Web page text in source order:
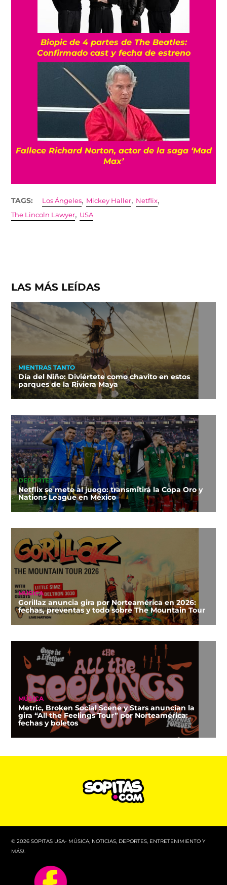
Biopic de 4 partes de The Beatles:
Confirmado cast y fecha de estreno
Fallece Richard Norton, actor de la saga ‘Mad
Max’
TAGS: Los Ángeles, Mickey Haller, Netflix,
The Lincoln Lawyer, USA
LAS MÁS LEÍDAS
MIENTRAS TANTO
Día del Niño: Diviértete como chavito en estos
parques de la Riviera Maya
DEPORTES
Netflix se mete al juego: transmitirá la Copa Oro y
Nations League en México
MÚSICA
Gorillaz anuncia gira por Norteamérica en 2026:
fechas, preventas y todo sobre The Mountain Tour
MÚSICA
Metric, Broken Social Scene y Stars anuncian la
gira “All the Feelings Tour” por Norteamérica:
fechas y boletos
© 2026 SOPITAS USA- MÚSICA, NOTICIAS, DEPORTES, ENTRETENIMIENTO Y
MÁS!.